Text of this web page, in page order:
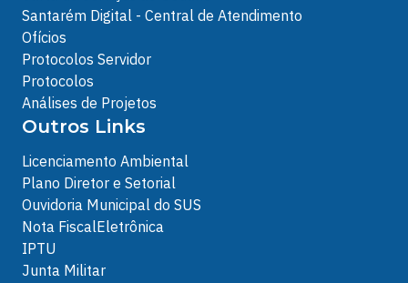
Santarém Digital - Central de Atendimento
Ofícios
Protocolos Servidor
Protocolos
Análises de Projetos
Outros Links
Licenciamento Ambiental
Plano Diretor e Setorial
Ouvidoria Municipal do SUS
Nota FiscalEletrônica
IPTU
Junta Militar